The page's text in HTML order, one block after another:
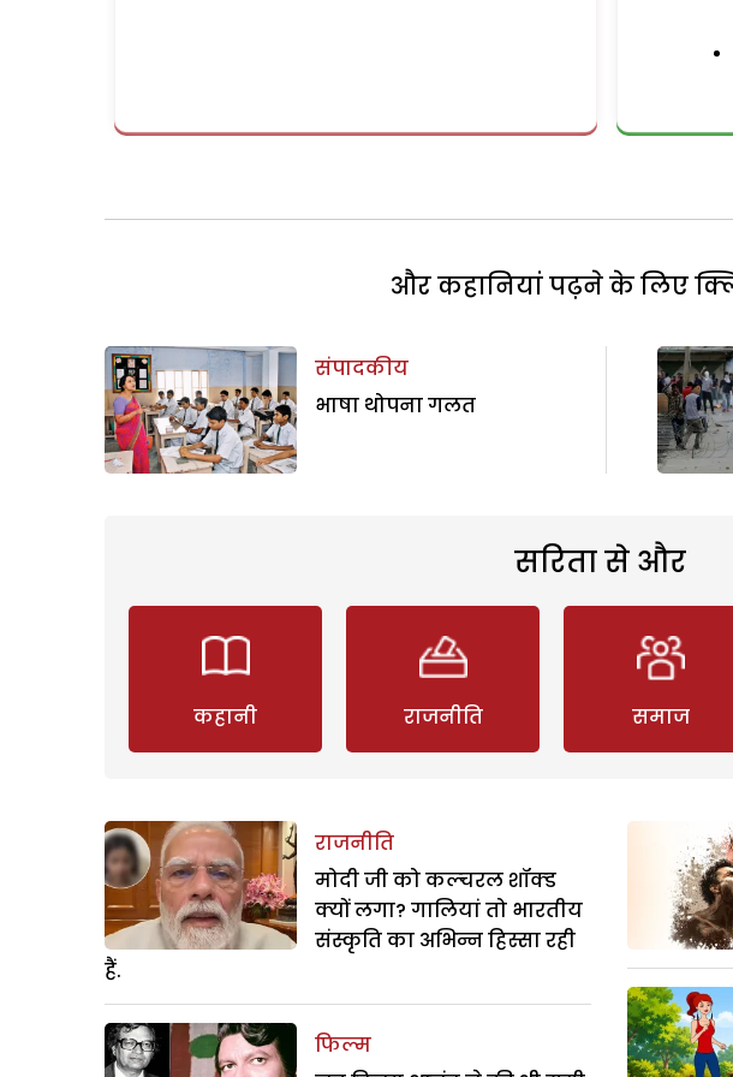
और कहानियां पढ़ने के लिए
संपादकीय
भाषा थोपना गलत
सरिता से और
कहानी राजनीति समाज
राजनीति
मोदी जी को कल्चरल शॉक्ड
क्यों लगा? गालियां तो भारतीय
संस्कृति का अभिन्न हिस्सा रही
हैं.
फिल्म